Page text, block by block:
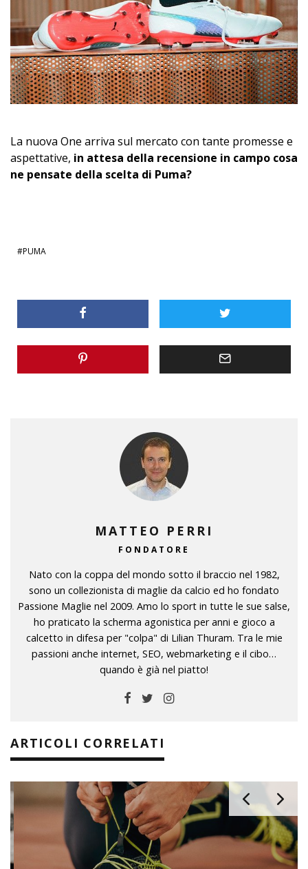
La nuova One arriva sul mercato con tante promesse e
aspettative, in attesa della recensione in campo cosa
ne pensate della scelta di Puma?
PUMA
MATTEO PERRI
FONDATORE
Nato con la coppa del mondo sotto il braccio nel 1982,
sono un collezionista di maglie da calcio ed ho fondato
Passione Maglie nel 2009. Amo lo sport in tutte le sue salse,
ho praticato la scherma agonistica per anni e gioco a
calcetto in difesa per "colpa" di Lilian Thuram. Tra le mie
passioni anche internet, SEO, webmarketing e il cibo…
quando è già nel piatto!
ARTICOLI CORRELATI